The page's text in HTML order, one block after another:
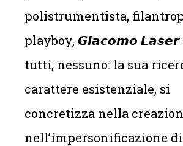
polistrumentista,
playboy, 𝙂𝙞𝙖𝙘𝙤𝙢𝙤 𝙇𝙖𝙨𝙚𝙧
tutti, nessuno: la sua
carattere esistenziale, si
concretizza nella
nell’impersonificazione